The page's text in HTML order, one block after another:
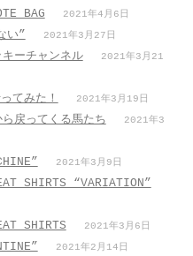
BAG 2021年4月6日
い” 2021年3月27日
キーチャンネル
2021年3月21
てみた！ 2021年3月19日
ら戻ってくる馬たち
2021年3
2021年3月9日
SHIRTS “VARIATION”
SHIRTS 2021年3月6日
2021年2月14日